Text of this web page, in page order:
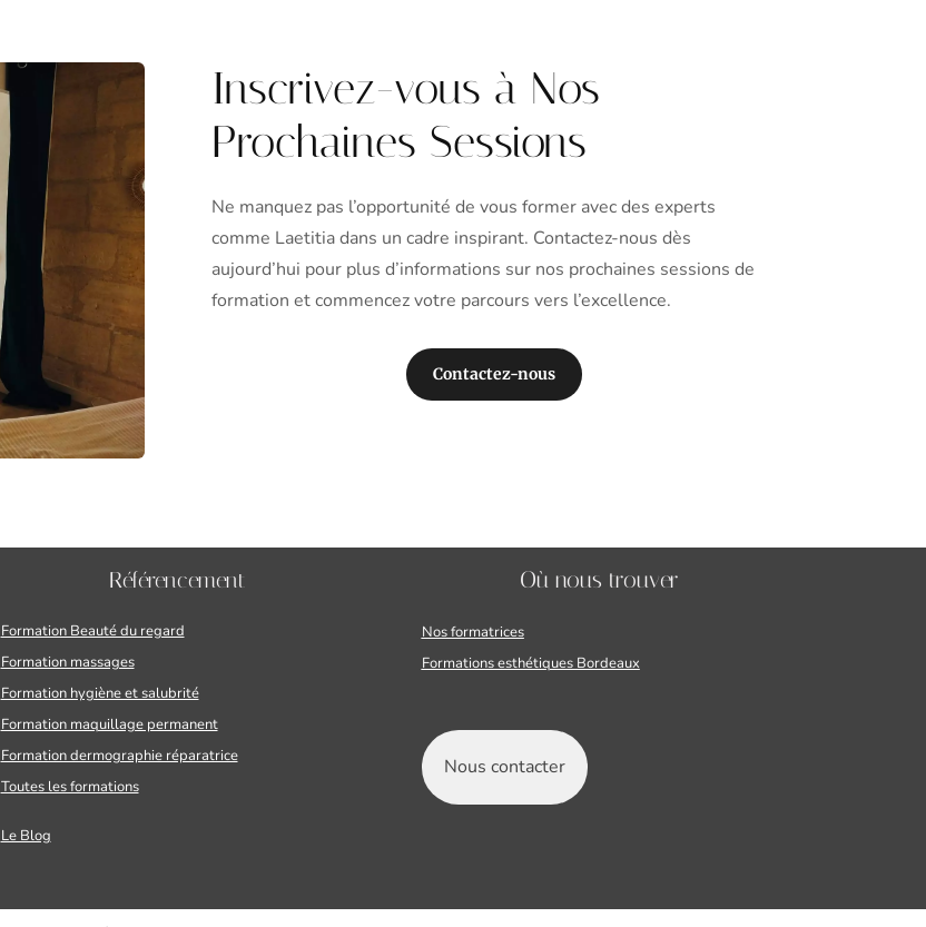
Inscrivez-vous à Nos
Prochaines Sessions
Ne manquez pas l’opportunité de vous former avec des experts
comme Laetitia dans un cadre inspirant. Contactez-nous dès
aujourd’hui pour plus d’informations sur nos prochaines sessions de
formation et commencez votre parcours vers l’excellence.
Contactez-nous
Référencement
Formation Beauté du regard
Formation massages
Formation hygiène et salubrité
Formation maquillage permanent
Formation dermographie réparatrice
Toutes les formations
Le Blog
Où nous trouver
Nos formatrices
Formations esthétiques Bordeaux
Nous contacter